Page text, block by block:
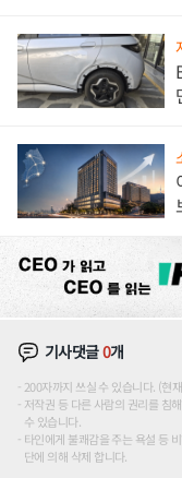
기사댓글0개
200자까지 쓰실 수 있습니다. (현
저작권 등 다른 사람의 권리를 침
수 있습니다.
타인에게 불쾌감을 주는 욕설 등
단에 의해 삭제 합니다.